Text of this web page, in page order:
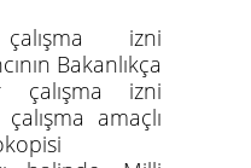
izni
Bakanlıkça
çalışma izni
amaçlı